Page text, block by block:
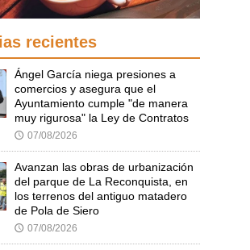
recientes
Ángel García niega presiones a
comercios y asegura que el
Ayuntamiento cumple "de manera
muy rigurosa" la Ley de Contratos
🕔 07/08/2026
Avanzan las obras de urbanización
del parque de La Reconquista, en
los terrenos del antiguo matadero
de Pola de Siero
🕔 07/08/2026